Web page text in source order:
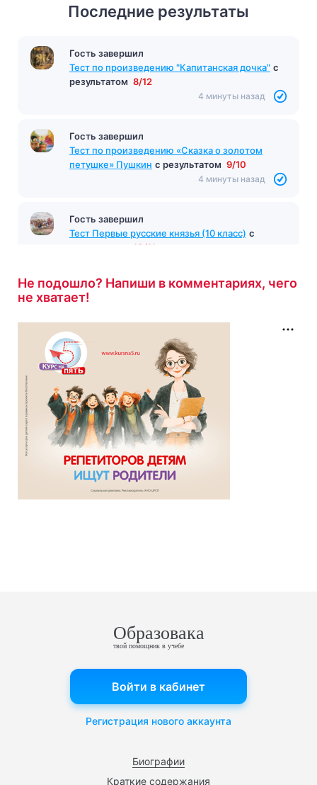
Последние результаты
Гость завершил
Тест по произведению "Капитанская дочка" с
результатом 8/12
4 минуты назад
Гость завершил
Тест по произведению «Сказка о золотом
петушке» Пушкин с результатом 9/10
4 минуты назад
Гость завершил
Тест Первые русские князья (10 класс) с
10/11
Не подошло? Напиши в комментариях, чего
не хватает!
Образовака
твой помощник в учебе
Биографии
Краткие содержания
Войти в кабинет
Регистрация нового аккаунта